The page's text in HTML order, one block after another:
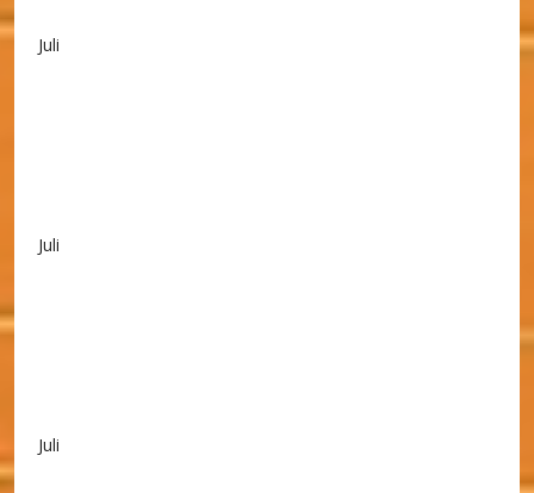
Juli
Juli
Juli